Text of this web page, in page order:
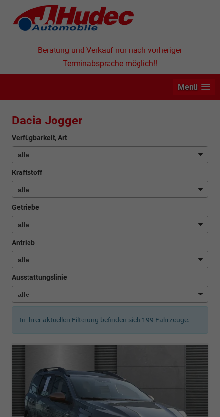
Beratung und Verkauf nur nach vorheriger
Terminabsprache möglich!!
Menü
Dacia Jogger
Verfügbarkeit, Art
Kraftstoff
Getriebe
Antrieb
Ausstattungslinie
In Ihrer aktuellen Filterung befinden sich 199 Fahrzeuge: